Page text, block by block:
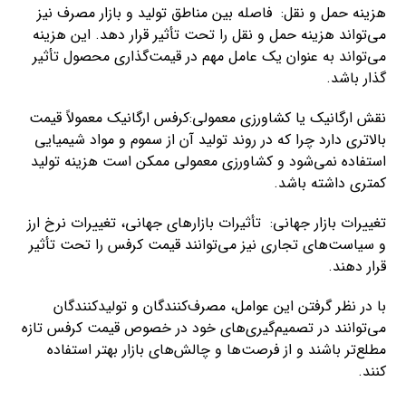
هزینه حمل و نقل: فاصله بین مناطق تولید و بازار مصرف نیز
می‌تواند هزینه حمل و نقل را تحت تأثیر قرار دهد. این هزینه
می‌تواند به عنوان یک عامل مهم در قیمت‌گذاری محصول تأثیر
گذار باشد.
نقش ارگانیک یا کشاورزی معمولی:کرفس ارگانیک معمولاً قیمت
بالاتری دارد چرا که در روند تولید آن از سموم و مواد شیمیایی
استفاده نمی‌شود و کشاورزی معمولی ممکن است هزینه تولید
کمتری داشته باشد.
تغییرات بازار جهانی: تأثیرات بازارهای جهانی، تغییرات نرخ ارز
و سیاست‌های تجاری نیز می‌توانند قیمت کرفس را تحت تأثیر
قرار دهند.
با در نظر گرفتن این عوامل، مصرف‌کنندگان و تولیدکنندگان
می‌توانند در تصمیم‌گیری‌های خود در خصوص قیمت کرفس تازه
مطلع‌تر باشند و از فرصت‌ها و چالش‌های بازار بهتر استفاده
کنند.